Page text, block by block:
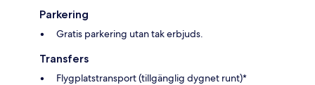
Parkering
Gratis parkering utan tak erbjuds.
Transfers
Flygplatstransport (tillgänglig dygnet runt)*